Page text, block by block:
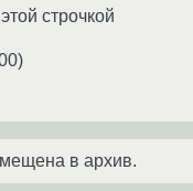
строчкой
)
в архив.